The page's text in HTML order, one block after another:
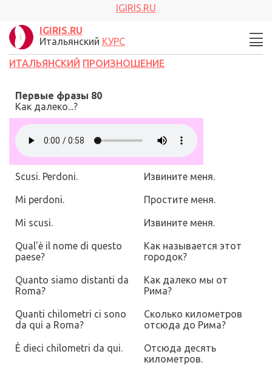
IGIRIS.RU
IGIRIS.RU
Итальянский КУРС
ИТАЛЬЯНСКИЙ ПРОИЗНОШЕНИЕ
Первые фразы 80
Как далеко...?
Scusi. Perdoni. Извините меня.
Mi perdoni. Простите меня.
Mi scusi. Извините меня.
Qual'è il nome di questo
paese?
Как называется этот
городок?
Quanto siamo distanti da
Roma?
Как далеко мы от
Рима?
Quanti chilometri ci sono
da qui a Roma?
Сколько километров
отсюда до Рима?
È dieci chilometri da qui.
Отсюда десять
километров.